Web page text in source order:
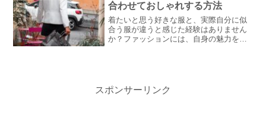
合わせておしゃれする方法
着たいと思う好きな服と、実際自分に似
合う服が違うと感じた経験はありません
か？ファッションには、自身の魅力を引
く取り入れる方法をご紹介します。
スポンサーリンク